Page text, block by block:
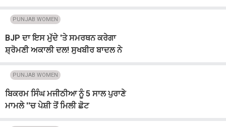
PUNJAB WOMEN
BJP ਦਾ ਇਸ ਮੁੱਦੇ 'ਤੇ ਸਮਰਥਨ ਕਰੇਗਾ
ਸ਼੍ਰੋਮਣੀ ਅਕਾਲੀ ਦਲ! ਸੁਖਬੀਰ ਬਾਦਲ ਨੇ
PUNJAB WOMEN
ਬਿਕਰਮ ਸਿੰਘ ਮਜੀਠੀਆ ਨੂੰ 5 ਸਾਲ ਪੁਰਾਣੇ
ਮਾਮਲੇ ''ਚ ਪੇਸ਼ੀ ਤੋਂ ਮਿਲੀ ਛੋਟ